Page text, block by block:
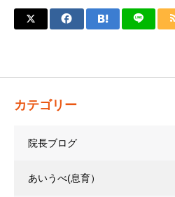
カテゴリー
院長ブログ
あいうべ(息育）